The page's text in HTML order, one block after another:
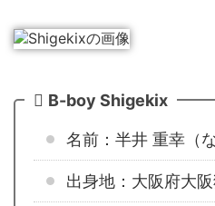
B-boy Shigekix
名前：半井 重幸（
出身地：大阪府大